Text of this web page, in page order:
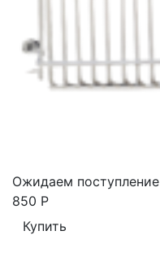
Ожидаем поступление
850 Р